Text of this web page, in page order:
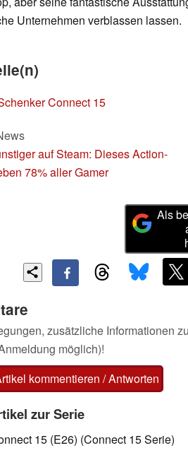
Unternehmen verblassen lassen.
Connect 15
auf Steam: Dieses Action-
78% aller Gamer
Als
zusätzliche Informationen
möglich)!
kommentieren / Antworten
zur Serie
15 (E26) (Connect 15 Serie)